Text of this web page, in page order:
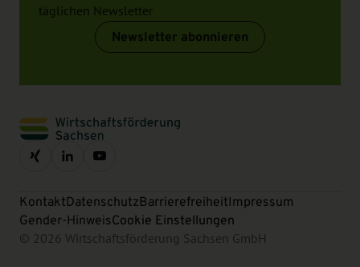
täglichen Newsletter
Newsletter abonnieren
KontaktDatenschutzBarrierefreiheitImpressum
Gender-HinweisCookie Einstellungen
© 2026 Wirtschaftsförderung Sachsen GmbH